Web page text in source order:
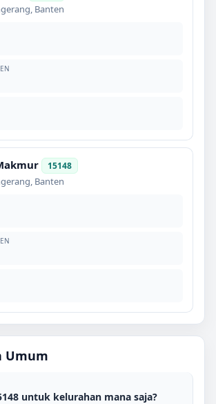
, Banten
15148
, Banten
Umum
untuk kelurahan mana saja?